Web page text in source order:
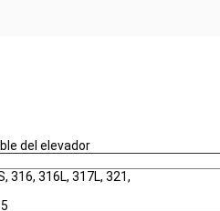
del elevador
316, 316L, 317L, 321,